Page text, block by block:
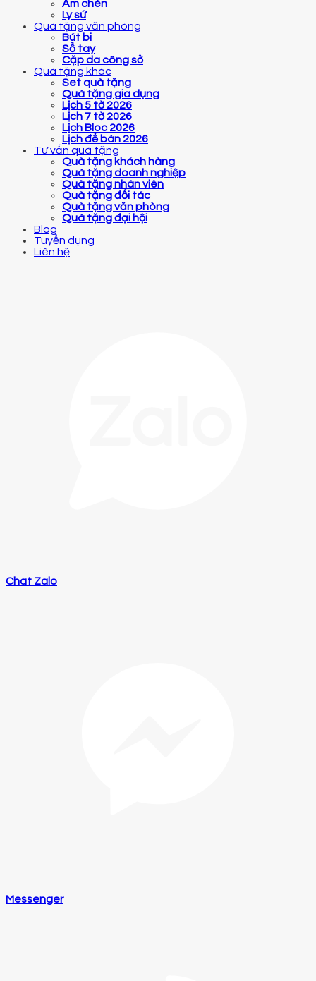
Ấm chén
Ly sứ
Quà tặng văn phòng
Bút bi
Sổ tay
Cặp da công sở
Quà tặng khác
Set quà tặng
Quà tặng gia dụng
Lịch 5 tờ 2026
Lịch 7 tờ 2026
Lịch Bloc 2026
Lịch để bàn 2026
Tư vấn quà tặng
Quà tặng khách hàng
Quà tặng doanh nghiệp
Quà tặng nhân viên
Quà tặng đối tác
Quà tặng văn phòng
Quà tặng đại hội
Blog
Tuyển dụng
Liên hệ
Chat Zalo
Messenger